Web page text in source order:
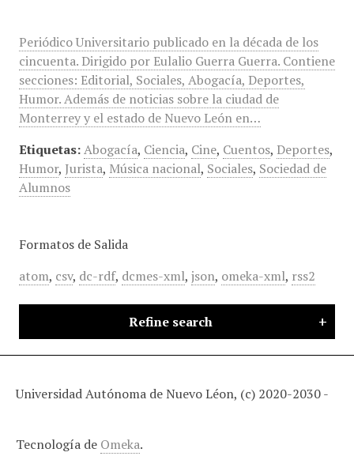
Periódico Universitario publicado en la década de los
cincuenta. Dirigido por Eulalio Guerra Guerra. Contiene
secciones: Editorial, Sociales, Abogacía, Deportes,
Humor. Además de noticias sobre la ciudad de
Monterrey y el estado de Nuevo León en…
Etiquetas: Abogacía, Ciencia, Cine, Cuentos, Deportes,
Humor, Jurista, Música nacional, Sociales, Sociedad de
Alumnos
Formatos de Salida
atom, csv, dc-rdf, dcmes-xml, json, omeka-xml, rss2
Refine search
Universidad Autónoma de Nuevo Léon, (c) 2020-2030 -
Tecnología de Omeka.